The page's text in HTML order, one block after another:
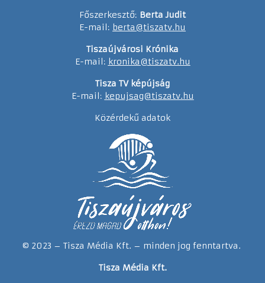
Főszerkesztő: Berta Judit
E-mail: berta@tiszatv.hu
Tiszaújvárosi Krónika
E-mail: kronika@tiszatv.hu
Tisza TV képújság
E-mail: kepujsag@tiszatv.hu
Közérdekű adatok
© 2023 – Tisza Média Kft. – minden jog fenntartva.
Tisza Média Kft.